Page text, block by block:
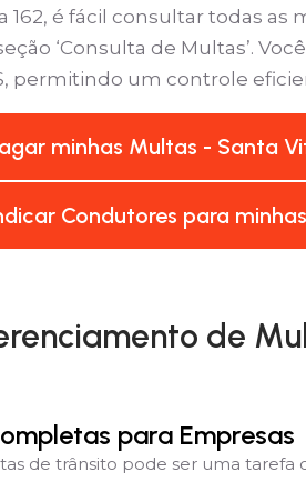
162, é fácil consultar todas as
‘Consulta de Multas’.
permitindo um controle
minhas Multas - Santa
Condutores para
de
para Empresas
de trânsito pode ser uma